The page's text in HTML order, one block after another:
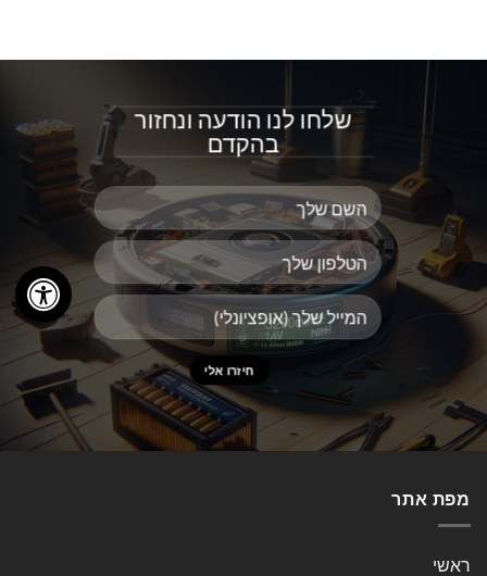
שלחו לנו הודעה ונחזור
בהקדם
מפת אתר
ראשי